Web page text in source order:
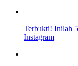
Terbukti! Inilah
Instagram